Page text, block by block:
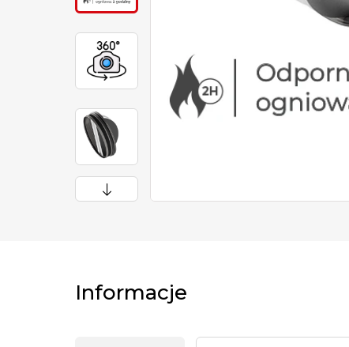
Informacje